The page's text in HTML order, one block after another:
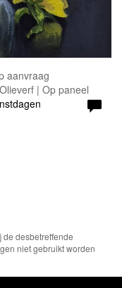
aanvraag
| Op paneel
de desbetreffende
niet gebruikt worden